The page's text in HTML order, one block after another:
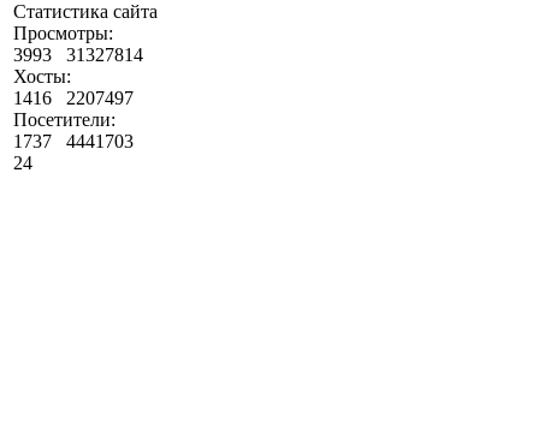
Статистика сайта
Просмотры:
3993
31327814
Хосты:
1416
2207497
Посетители:
1737
4441703
24